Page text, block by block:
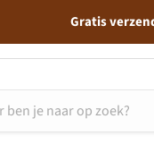
Gratis